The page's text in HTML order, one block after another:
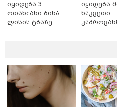
15:58 /
მას
15:03 /
იყიდება 3
ოთახიანი ბინა
ლისის ტბაზე
იყიდება
ნაკვეთი